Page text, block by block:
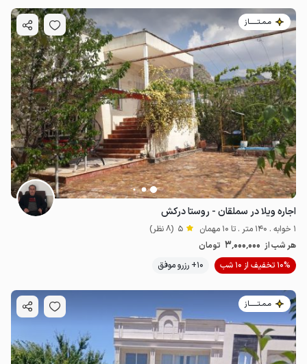
مـمـتــــــاز
اجاره ویلا در سملقان - روستا درکش
1 خوابه . 140 متر . تا 10 مهمان 5 (8 نظر)
هر شب از 3٬000٬000 تومان
10% تخفیف از 10 شب
10+ رزرو موفق
مـمـتــــــاز